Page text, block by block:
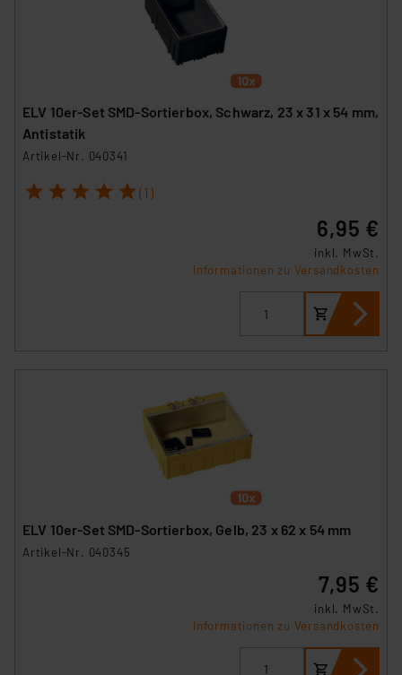
ELV 10er-Set SMD-Sortierbox, Schwarz, 23 x 31 x 54 mm,
Antistatik
Artikel-Nr. 040341
1 2 3 4 5 (1)
6,95 €
inkl. MwSt.
Informationen zu Versandkosten
ELV 10er-Set SMD-Sortierbox, Gelb, 23 x 62 x 54 mm
Artikel-Nr. 040345
7,95 €
inkl. MwSt.
Informationen zu Versandkosten